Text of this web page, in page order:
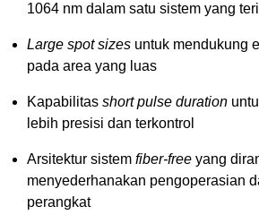
1064 nm dalam satu sistem yang
Large spot sizes untuk mendukung
pada area yang luas
Kapabilitas short pulse duration
lebih presisi dan terkontrol
Arsitektur sistem fiber-free yang
menyederhanakan pengoperasian
perangkat